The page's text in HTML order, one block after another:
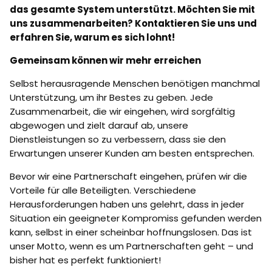
das gesamte System unterstützt. Möchten Sie mit
uns zusammenarbeiten? Kontaktieren Sie uns und
erfahren Sie, warum es sich lohnt!
Gemeinsam können wir mehr erreichen
Selbst herausragende Menschen benötigen manchmal
Unterstützung, um ihr Bestes zu geben. Jede
Zusammenarbeit, die wir eingehen, wird sorgfältig
abgewogen und zielt darauf ab, unsere
Dienstleistungen so zu verbessern, dass sie den
Erwartungen unserer Kunden am besten entsprechen.
Bevor wir eine Partnerschaft eingehen, prüfen wir die
Vorteile für alle Beteiligten. Verschiedene
Herausforderungen haben uns gelehrt, dass in jeder
Situation ein geeigneter Kompromiss gefunden werden
kann, selbst in einer scheinbar hoffnungslosen. Das ist
unser Motto, wenn es um Partnerschaften geht – und
bisher hat es perfekt funktioniert!